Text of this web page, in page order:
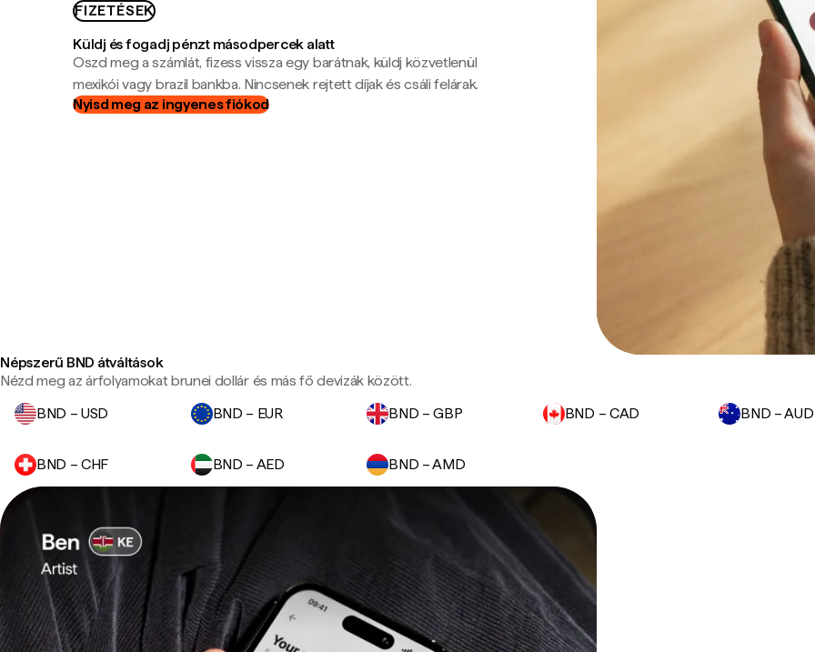
FIZETÉSEK
Küldj és fogadj pénzt másodpercek alatt
Oszd meg a számlát, fizess vissza egy barátnak, küldj közvetlenül
mexikói vagy brazil bankba. Nincsenek rejtett díjak és csáli felárak.
Nyisd meg az ingyenes fiókod
Népszerű BND átváltások
Nézd meg az árfolyamokat brunei dollár és más fő devizák között.
BND – USD
BND – EUR BND – GBP BND – CAD BND – AUD
BND – CHF BND – AED BND – AMD